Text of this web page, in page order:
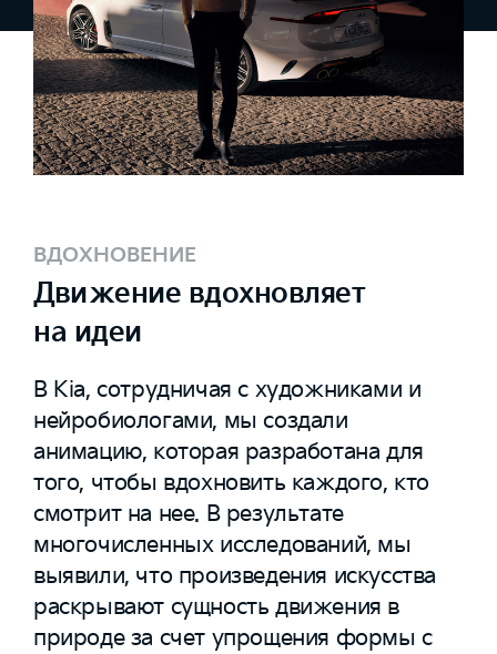
ВДОХНОВЕНИЕ
Движение вдохновляет
на идеи
В Kia, сотрудничая с художниками и
нейробиологами, мы создали
анимацию, которая разработана для
того, чтобы вдохновить каждого, кто
смотрит на нее. В результате
многочисленных исследований, мы
выявили, что произведения искусства
раскрывают сущность движения в
природе за счет упрощения формы с